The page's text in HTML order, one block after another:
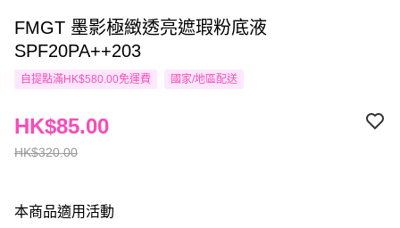
FMGT 墨影極緻透亮遮瑕粉底液
SPF20PA++203
自提點滿HK$580.00免運費 國家/地區配送
HK$320.00
HK$85.00
本商品適用活動